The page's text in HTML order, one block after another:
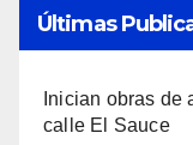
Últimas
Inician obras de
calle El Sauce